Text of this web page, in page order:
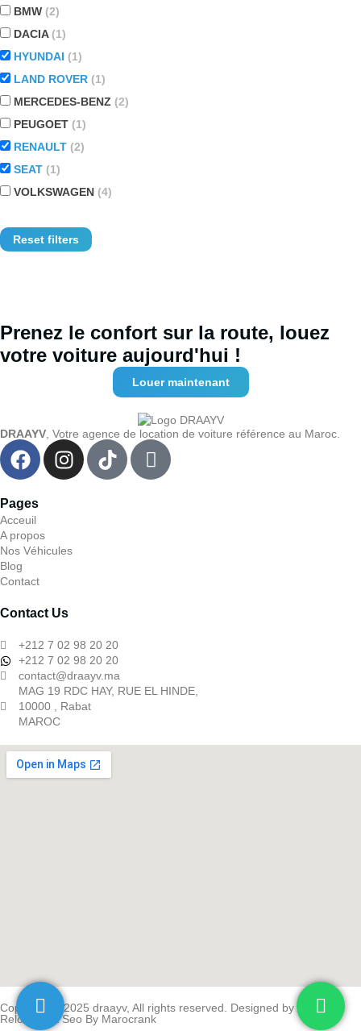
BMW (2)
DACIA (1)
HYUNDAI (1)
LAND ROVER (1)
MERCEDES-BENZ (2)
PEUGOET (1)
RENAULT (2)
SEAT (1)
VOLKSWAGEN (4)
Reset filters
Prenez le confort sur la route, louez
votre voiture aujourd'hui !
Louer maintenant
DRAAYV, Votre agence de location de voiture référence au Maroc.
Pages
Acceuil
A propos
Nos Véhicules
Blog
Contact
Contact Us
+212 7 02 98 20 20
+212 7 02 98 20 20
contact@draayv.ma
MAG 19 RDC HAY, RUE EL HINDE,
10000 , Rabat
MAROC
Copyright © 2025 draayv, All rights reserved. Designed by
Relooked & Seo By Marocrank